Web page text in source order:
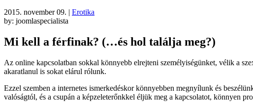
2015. november 09. | Erotika
by: joomlaspecialista
Mi kell a férfinak? (…és hol találja meg?)
Az online kapcsolatban sokkal könnyebb elrejteni személyiségünket, vélik a
akaratlanul is sokat elárul rólunk.
Ezzel szemben a internetes ismerkedéskor könnyebben megnyílunk és
valóságtól, és a csupán a képzeleterőnkkel éljük meg a kapcsolatot, könnyen